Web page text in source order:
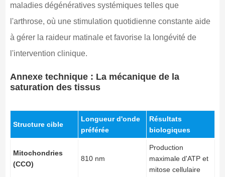
maladies dégénératives systémiques telles que
l'arthrose, où une stimulation quotidienne constante aide
à gérer la raideur matinale et favorise la longévité de
l'intervention clinique.
Annexe technique : La mécanique de la
saturation des tissus
Structure cible
Longueur d'onde
préférée
Résultats
biologiques
Mitochondries
(CCO)
810 nm
Production
maximale d'ATP et
mitose cellulaire